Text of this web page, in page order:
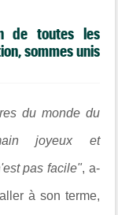
de toutes les
sommes unis
du monde du
joyeux et
pas facile", a-
à son terme,